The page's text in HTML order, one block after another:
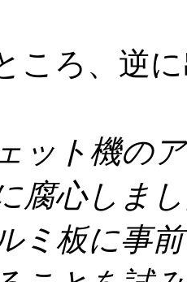
ころ、逆
ット機の
腐心しま
ミ板に事